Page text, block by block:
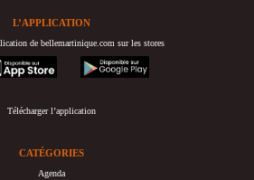
L’APPLICATION
de bellemartinique.com sur les stores
googleplay
Télécharger l’application
CATÉGORIES
Agenda